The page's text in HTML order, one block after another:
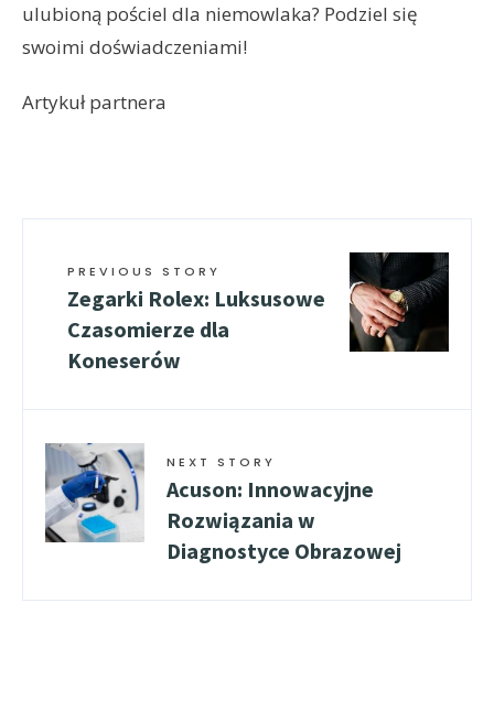
ulubioną pościel dla niemowlaka? Podziel się
swoimi doświadczeniami!
Artykuł partnera
PREVIOUS STORY
Zegarki Rolex: Luksusowe
Czasomierze dla
Koneserów
NEXT STORY
Acuson: Innowacyjne
Rozwiązania w
Diagnostyce Obrazowej